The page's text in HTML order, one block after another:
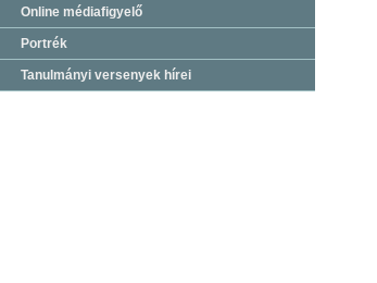
Online médiafigyelő
Portrék
Tanulmányi versenyek hírei